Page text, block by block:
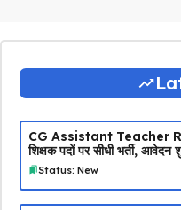
CG Assistant Teacher
शिक्षक पदों पर सीधी भर्ती,
Status: New